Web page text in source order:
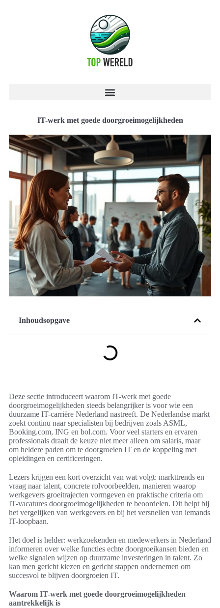
IT-werk met goede doorgroeimogelijkheden
Inhoudsopgave
Deze sectie introduceert waarom IT-werk met goede
doorgroeimogelijkheden steeds belangrijker is voor wie een
duurzame IT-carrière Nederland nastreeft. De Nederlandse markt
zoekt continu naar specialisten bij bedrijven zoals ASML,
Booking.com, ING en bol.com. Voor veel starters en ervaren
professionals draait de keuze niet meer alleen om salaris, maar
om heldere paden om te doorgroeien IT en de koppeling met
opleidingen en certificeringen.
Lezers krijgen een kort overzicht van wat volgt: markttrends en
vraag naar talent, concrete rolvoorbeelden, manieren waarop
werkgevers groeitrajecten vormgeven en praktische criteria om
IT-vacatures doorgroeimogelijkheden te beoordelen. Dit helpt bij
het vergelijken van werkgevers en bij het versnellen van iemands
IT-loopbaan.
Het doel is helder: werkzoekenden en medewerkers in Nederland
informeren over welke functies echte doorgroeikansen bieden en
welke signalen wijzen op duurzame investeringen in talent. Zo
kan men gericht kiezen en gericht stappen ondernemen om
succesvol te blijven doorgroeien IT.
Waarom IT-werk met goede doorgroeimogelijkheden
aantrekkelijk is